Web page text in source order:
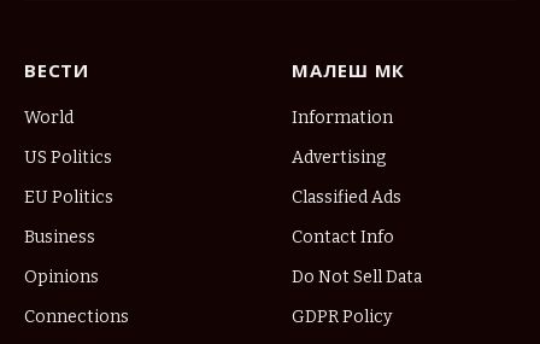
ВЕСТИ
World
US Politics
EU Politics
Business
Opinions
Connections
МАЛЕШ МК
Information
Advertising
Classified Ads
Contact Info
Do Not Sell Data
GDPR Policy